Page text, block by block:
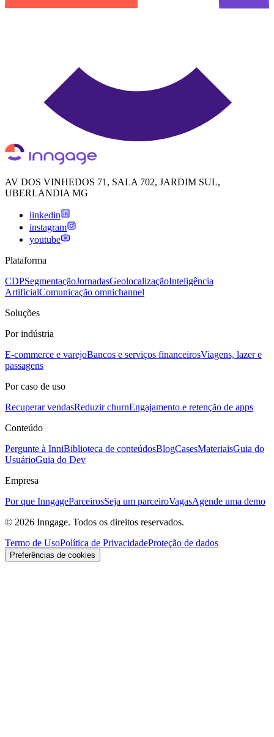
AV DOS VINHEDOS 71, SALA 702, JARDIM SUL,
UBERLANDIA MG
linkedin
instagram
youtube
Plataforma
CDPSegmentaçãoJornadasGeolocalizaçãoInteligência
ArtificialComunicação omnichannel
Soluções
Por indústria
E-commerce e varejoBancos e serviços financeirosViagens, lazer e
passagens
Por caso de uso
Recuperar vendasReduzir churnEngajamento e retenção de apps
Conteúdo
Pergunte à InniBiblioteca de conteúdosBlogCasesMateriaisGuia do
UsuárioGuia do Dev
Empresa
Por que InngageParceirosSeja um parceiroVagasAgende uma demo
© 2026 Inngage. Todos os direitos reservados.
Termo de UsoPolítica de PrivacidadeProteção de dados
Preferências de cookies